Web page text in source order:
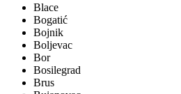
Blace
Bogatić
Bojnik
Boljevac
Bor
Bosilegrad
Brus